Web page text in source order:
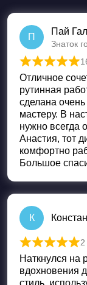
П
Пай
Знаток
Оценка
Отличное
рутинная
сделана
мастеру. В
нужно всегда
Анастия, тот
комфортно
Большое
К
Оценка
2
Наткнулся на
вдохновения
стиль,